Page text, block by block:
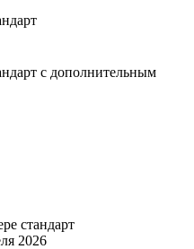
с дополнительным
стандарт
2026